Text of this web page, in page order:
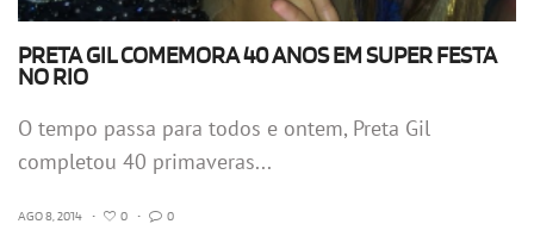
PRETA GIL COMEMORA 40 ANOS EM SUPER FESTA
NO RIO
O tempo passa para todos e ontem, Preta Gil
completou 40 primaveras...
AGO 8, 2014 • 0 • 0